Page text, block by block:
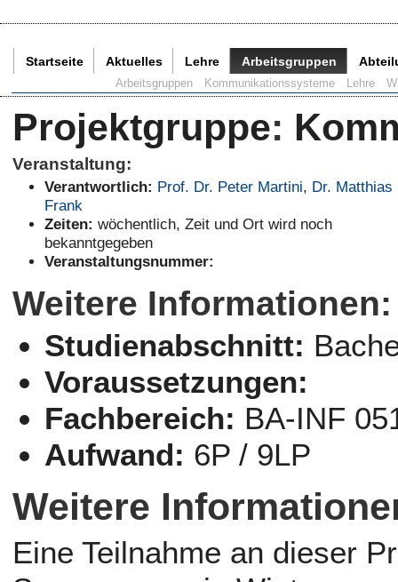
Startseite Aktuelles Lehre Arbeitsgruppen
Arbeitsgruppen Kommunikationssysteme Lehre
Projektgruppe:
Veranstaltung:
Verantwortlich: Prof. Dr. Peter Martini, Dr. Matthias
Frank
Zeiten: wöchentlich, Zeit und Ort wird noch
bekanntgegeben
Veranstaltungsnummer:
Weitere Informationen:
Studienabschnitt:
Voraussetzungen:
Fachbereich: BA-INF
Aufwand: 6P / 9LP
Weitere
Eine Teilnahme an dieser